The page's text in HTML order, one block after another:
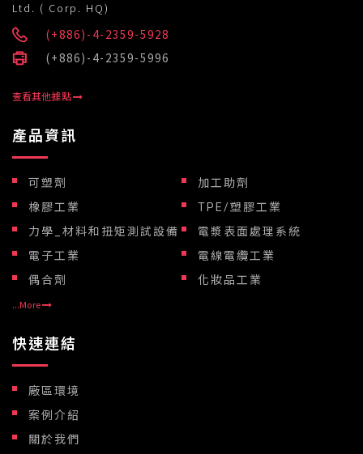
Ltd. ( Corp. HQ)
(+886)-4-2359-5928
(+886)-4-2359-5996
查看其他據點
產品資訊
可塑劑
加工助劑
橡膠工業
TPE/塑膠工業
力學_材料和扭矩測試設備
電漿表面處理系統
電子工業
電線電纜工業
偶合劑
化妝品工業
...More
快速連結
廠區環境
案例介紹
關於我們